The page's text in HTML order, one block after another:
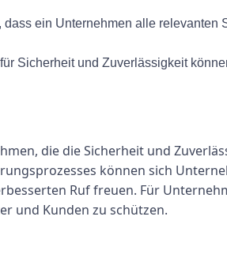
ein Unternehmen alle relevanten
Sicherheit und Zuverlässigkeit
die die Sicherheit und
können sich
Ruf freuen. Für
und Kunden zu schützen.